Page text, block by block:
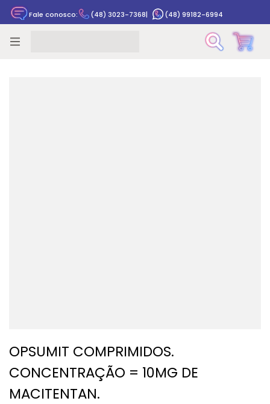
Fale conosco: (48) 3023-7368| (48) 99182-6994
OPSUMIT COMPRIMIDOS.
CONCENTRAÇÃO = 10MG DE
MACITENTAN.